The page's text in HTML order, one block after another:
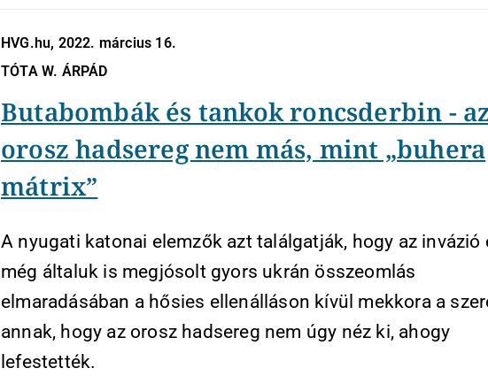
HVG.hu, 2022. március 16.
TÓTA W. ÁRPÁD
Butabombák és tankok roncsderbin -
orosz hadsereg nem más, mint „buhera
mátrix”
A nyugati katonai elemzők azt találgatják, hogy az invázió
még általuk is megjósolt gyors ukrán összeomlás
elmaradásában a hősies ellenálláson kívül mekkora a
annak, hogy az orosz hadsereg nem úgy néz ki, ahogy
lefestették.